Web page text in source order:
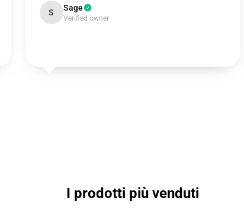
S Sage
Verified owner
I prodotti più venduti